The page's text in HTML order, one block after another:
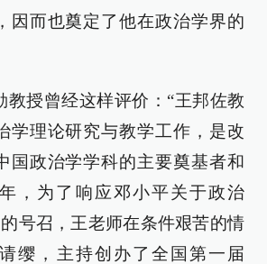
因而也奠定了他在政治学界的
教授曾经这样评价：“王邦佐教
学理论研究与教学工作，是改
国政治学学科的主要奠基者和
，为了响应邓小平关于政治
的号召，王老师在条件艰苦的情
缨，主持创办了全国第一届